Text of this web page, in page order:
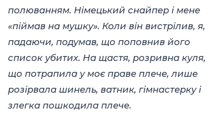
полюванням. Німецький снайпер і мене
«піймав на мушку». Коли він вистрілив, я,
падаючи, подумав, що поповнив його
список убитих. На щастя, розривна куля,
що потрапила у моє праве плече, лише
розірвала шинель, ватник, гімнастерку і
злегка пошкодила плече.